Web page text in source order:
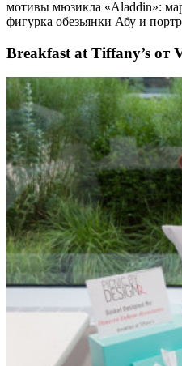
мотивы мюзикла «Aladdin»:
фигурка обезьянки Абу и
Breakfast at Tiffany’s от